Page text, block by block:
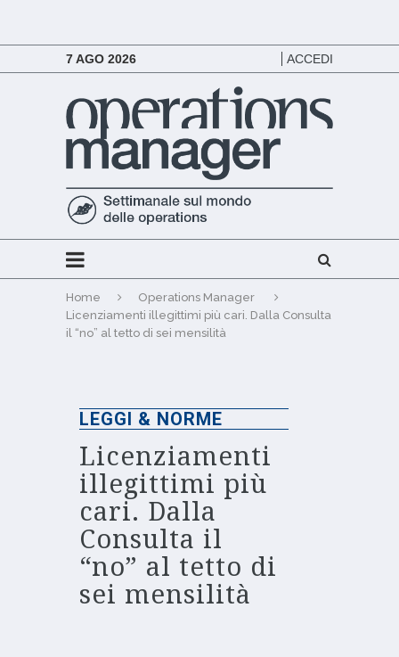
7 AGO 2026 ACCEDI
Home
Operations Manager
Licenziamenti illegittimi più cari. Dalla Consulta
il “no” al tetto di sei mensilità
LEGGI & NORME
Licenziamenti
illegittimi più
cari. Dalla
Consulta il
“no” al tetto di
sei mensilità